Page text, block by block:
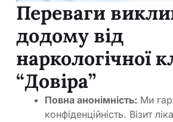
Переваги
додому від
наркологічної
“Довіра”
Повна анонімність: Ми
конфіденційність. Візит